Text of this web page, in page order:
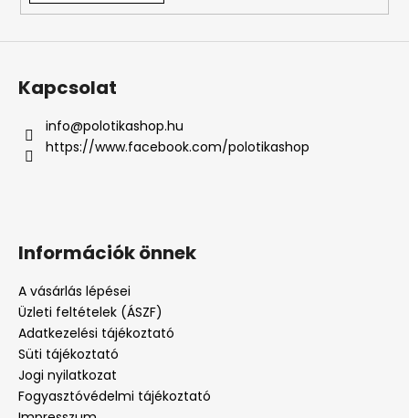
Kapcsolat
info@polotikashop.hu
https://www.facebook.com/polotikashop
Információk önnek
A vásárlás lépései
Üzleti feltételek (ÁSZF)
Adatkezelési tájékoztató
Süti tájékoztató
Jogi nyilatkozat
Fogyasztóvédelmi tájékoztató